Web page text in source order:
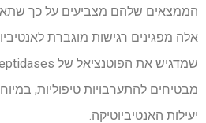
הממצאים שלהם מצביעים על כך
מבטיחים להתערבויות טיפוליות,
יעילות האנטיביוטיקה.